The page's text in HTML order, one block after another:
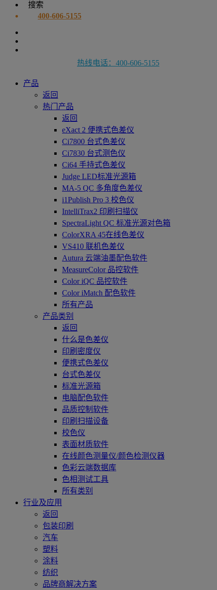
搜索
400-606-5155
热线电话：400-606-5155
产品
返回
热门产品
返回
eXact 2 便携式色差仪
Ci7800 台式色差仪
Ci7830 台式测色仪
Ci64 手持式色差仪
Judge LED标准光源箱
MA-5 QC 多角度色差仪
i1Publish Pro 3 校色仪
IntelliTrax2 印刷扫描仪
SpectraLight QC 标准光源对色箱
ColorXRA 45在线色差仪
VS410 联机色差仪
Autura 云端油墨配色软件
MeasureColor 品控软件
Color iQC 品控软件
Color iMatch 配色软件
所有产品
产品类别
返回
什么是色差仪
印刷密度仪
便携式色差仪
台式色差仪
标准光源箱
电脑配色软件
品质控制软件
印刷扫描设备
校色仪
表面材质软件
在线颜色测量仪/颜色检测仪器
色彩云端数据库
色相测试工具
所有类别
行业及应用
返回
包装印刷
汽车
塑料
涂料
纺织
品牌商解决方案